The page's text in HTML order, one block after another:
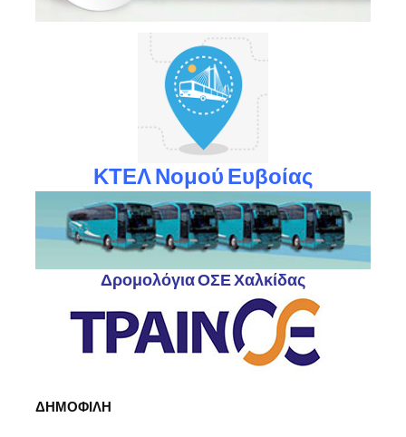
ΚΤΕΛ Νομού Ευβοίας
Δρομολόγια ΟΣΕ Χαλκίδας
ΔΗΜΟΦΙΛΗ